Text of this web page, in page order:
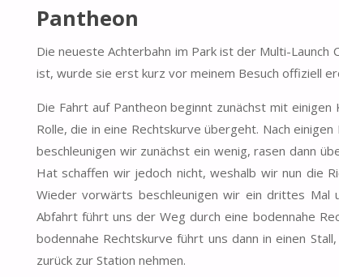
Pantheon
Die neueste Achterbahn im Park ist der Multi-
ist, wurde sie erst kurz vor meinem Besuch offiziell
Die Fahrt auf Pantheon beginnt zunächst mit
Rolle, die in eine Rechtskurve übergeht. Nach
beschleunigen wir zunächst ein wenig, rasen dann
Hat schaffen wir jedoch nicht, weshalb wir nun die
Wieder vorwärts beschleunigen wir ein drittes Mal
Abfahrt führt uns der Weg durch eine bodennahe
bodennahe Rechtskurve führt uns dann in einen
zurück zur Station nehmen.